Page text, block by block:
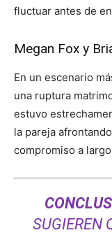
fluctuar antes de
Megan Fox y
En un escenario
una ruptura
estuvo
la pareja
compromiso a largo
SUGIEREN